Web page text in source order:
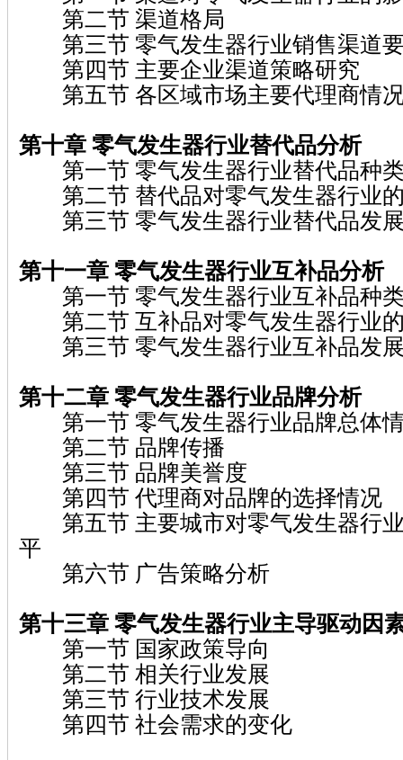
第二节 渠道格局
第三节 零气发生器行业销售渠道
第四节 主要企业渠道策略研究
第五节 各区域市场主要代理商情
第十章 零气发生器行业替代品分析
第一节 零气发生器行业替代品种
第二节 替代品对零气发生器行业
第三节 零气发生器行业替代品发
第十一章 零气发生器行业互补品分析
第一节 零气发生器行业互补品种
第二节 互补品对零气发生器行业
第三节 零气发生器行业互补品发
第十二章 零气发生器行业品牌分析
第一节 零气发生器行业品牌总体
第二节 品牌传播
第三节 品牌美誉度
第四节 代理商对品牌的选择情况
第五节 主要城市对零气发生器行
平
第六节 广告策略分析
第十三章 零气发生器行业主导驱动因
第一节 国家政策导向
第二节 相关行业发展
第三节 行业技术发展
第四节 社会需求的变化